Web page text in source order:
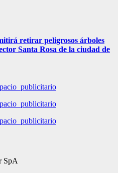
retirar peligrosos árboles
Santa Rosa de la ciudad de
SpA